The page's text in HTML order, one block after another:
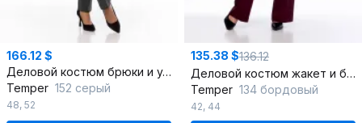
166.12 $
Деловой костюм брюки и удлинённый жакет из текстиля
Temper 152 серый
48, 52
135.38 $136.12
Деловой костюм жакет и брюки с прорезными карманами
Temper 134 бордовый
42, 44